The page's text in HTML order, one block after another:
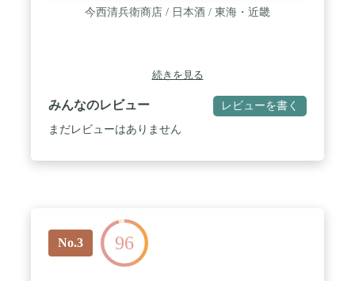
今西清兵衛商店 / 日本酒 / 東海・近畿
続きを見る
みんなのレビュー レビューを書く
まだレビューはありません
No.3 96